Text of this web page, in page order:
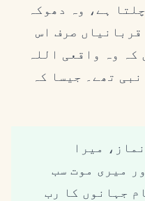
ہے، وہ دھوکہ
صرف اس
کہ وہ واقعی اللہ
تھے۔ جیسا کہ
میرا
میری موت سب
جہانوں کا رب